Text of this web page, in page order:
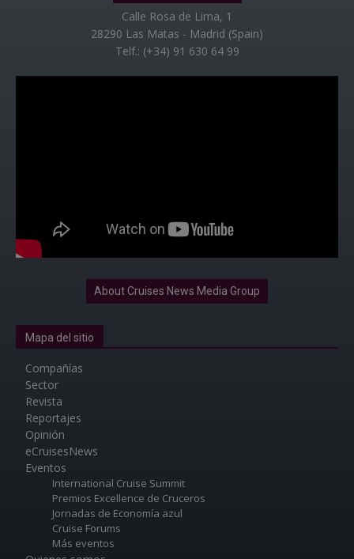
Calle Rosa de Lima, 1
28290 Las Matas - Madrid (Spain)
Telf.: (+34) 91 630 64 99
About Cruises News Media Group
Mapa del sitio
Compañías
Sector
Revista
Reportajes
Opinión
eCruisesNews
Eventos
International Cruise Summit
Premios Excellence de Cruceros
Jornadas de Economía azul
Cruise Forums
Más eventos